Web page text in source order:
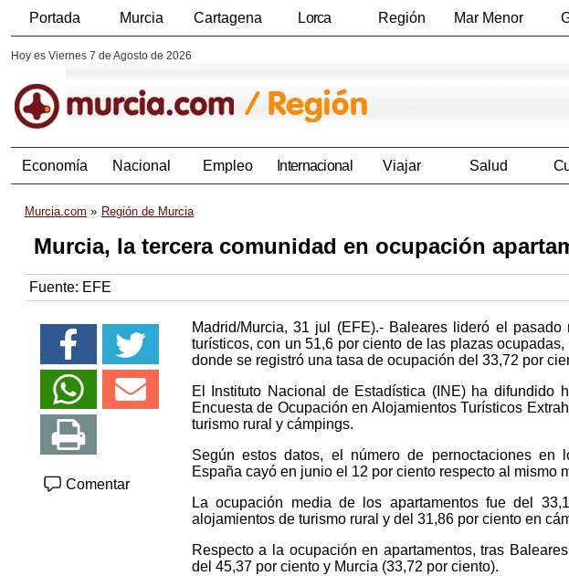
Portada Murcia Cartagena Lorca Región Mar Menor
Hoy es Viernes 7 de Agosto de 2026
Economía Nacional Empleo Internacional Viajar Salud
Murcia.com Región de Murcia
Murcia, la tercera comunidad en ocupación
Fuente: EFE
Comentar
Madrid/Murcia, 31 jul (EFE).- Baleares lideró el
turísticos, con un 51,6 por ciento de las plazas
donde se registró una tasa de ocupación del 33,72 por
El Instituto Nacional de Estadística (INE) ha difundido
Encuesta de Ocupación en Alojamientos Turísticos
turismo rural y cámpings.
Según estos datos, el número de pernoctaciones en
España cayó en junio el 12 por ciento respecto al mismo
La ocupación media de los apartamentos fue del
alojamientos de turismo rural y del 31,86 por ciento en
Respecto a la ocupación en apartamentos, tras
del 45,37 por ciento y Murcia (33,72 por ciento).